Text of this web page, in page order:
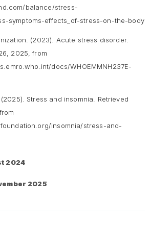
balance/stress-
symptoms-effects_of-stress-on-the-body
(2023). Acute stress disorder.
2025, from
docs/WHOEMMNH237E-
Stress and insomnia . Retrieved
insomnia/stress-and-
2024
2025